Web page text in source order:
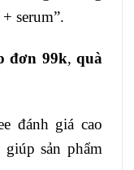
serum”.
đơn 99k,quà
đánh giá cao
sản phẩm